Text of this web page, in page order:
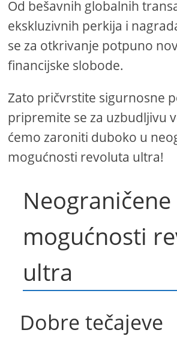
Od bešavnih globalnih
ekskluzivnih perkija i
se za otkrivanje potpuno
financijske slobode.
Zato pričvrstite sigurnosne
pripremite se za uzbudljivu
ćemo zaroniti duboko u
mogućnosti revoluta ultra!
Neograničene
mogućnosti
ultra
Dobre tečajeve